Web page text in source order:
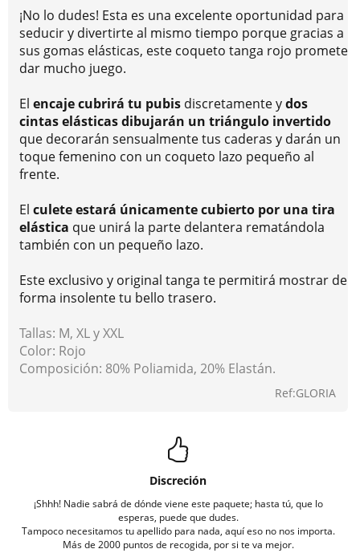
¡No lo dudes! Esta es una excelente oportunidad para
seducir y divertirte al mismo tiempo porque gracias a
sus gomas elásticas, este coqueto tanga rojo promete
dar mucho juego.
El encaje cubrirá tu pubis discretamente ydos
cintas elásticas dibujarán un triángulo invertido
que decorarán sensualmente tus caderas y darán un
toque femenino con un coqueto lazo pequeño al
frente.
El culete estará únicamente cubierto por una tira
elástica que unirá la parte delantera rematándola
también con un pequeño lazo.
Este exclusivo y original tanga te permitirá mostrar de
forma insolente tu bello trasero.
Tallas: M, XL y XXL
Color: Rojo
Composición: 80% Poliamida, 20% Elastán.
Ref:GLORIA
Discreción
¡Shhh! Nadie sabrá de dónde viene este paquete; hasta tú, que lo
esperas, puede que dudes.
Tampoco necesitamos tu apellido para nada, aquí eso no nos importa.
Más de 2000 puntos de recogida, por si te va mejor.